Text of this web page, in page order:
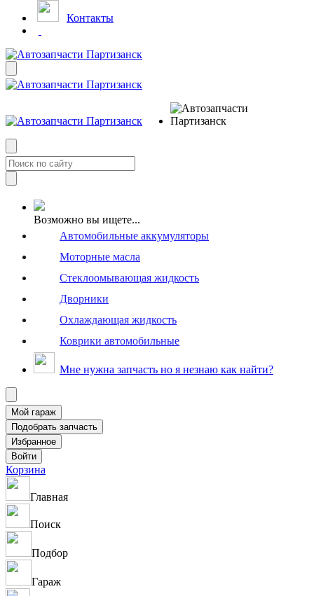
Контакты
Возможно вы ищете...
Автомобильные аккумуляторы
Моторные масла
Стеклоомывающая жидкость
Дворники
Охлаждающая жидкость
Коврики автомобильные
Мне нужна запчасть но я незнаю как найти?
Корзина
Главная
Поиск
Подбор
Гараж